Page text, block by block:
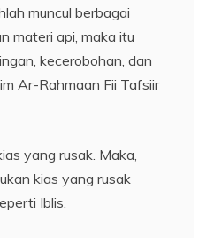
muncul berbagai
materi api, maka itu
kecerobohan, dan
Ar-Rahmaan Fii Tafsiir
yang rusak. Maka,
kias yang rusak
Iblis.